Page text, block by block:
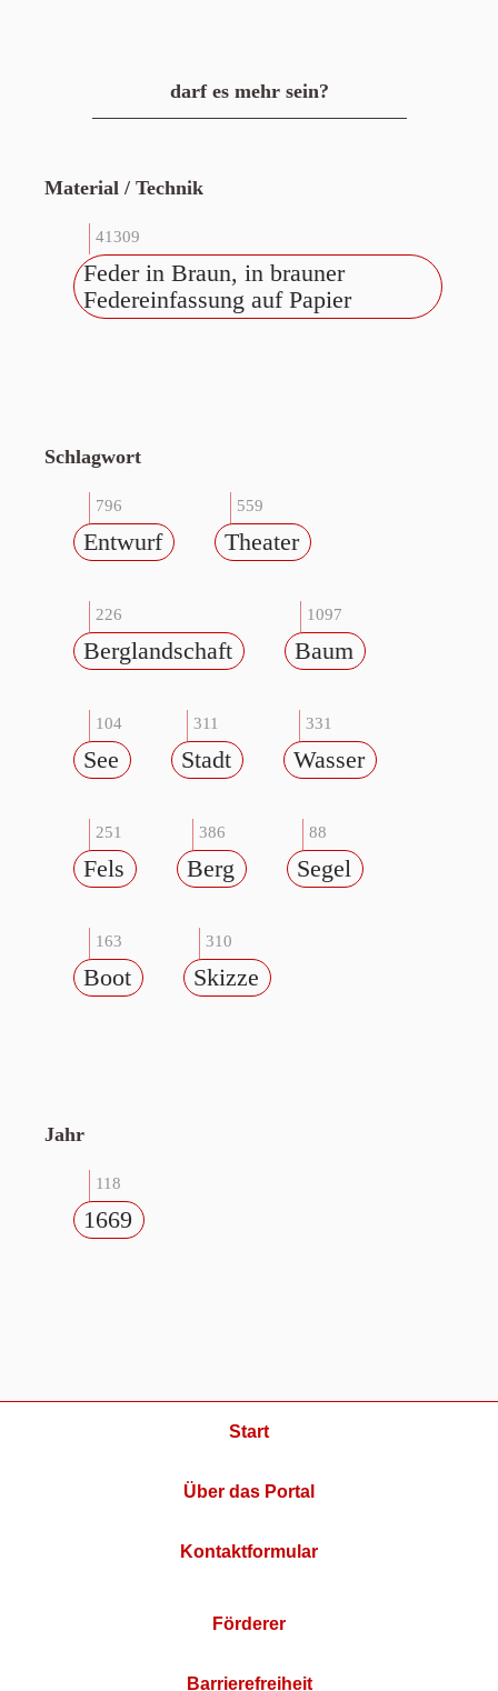
darf es mehr sein?
Material / Technik
41309
Feder in Braun, in brauner
Federeinfassung auf Papier
Schlagwort
796
Entwurf
559
Theater
226
Berglandschaft
1097
Baum
104
See
311
Stadt
331
Wasser
251
Fels
386
Berg
88
Segel
163
Boot
310
Skizze
Jahr
118
1669
Start
Über das Portal
Kontaktformular
Förderer
Barrierefreiheit